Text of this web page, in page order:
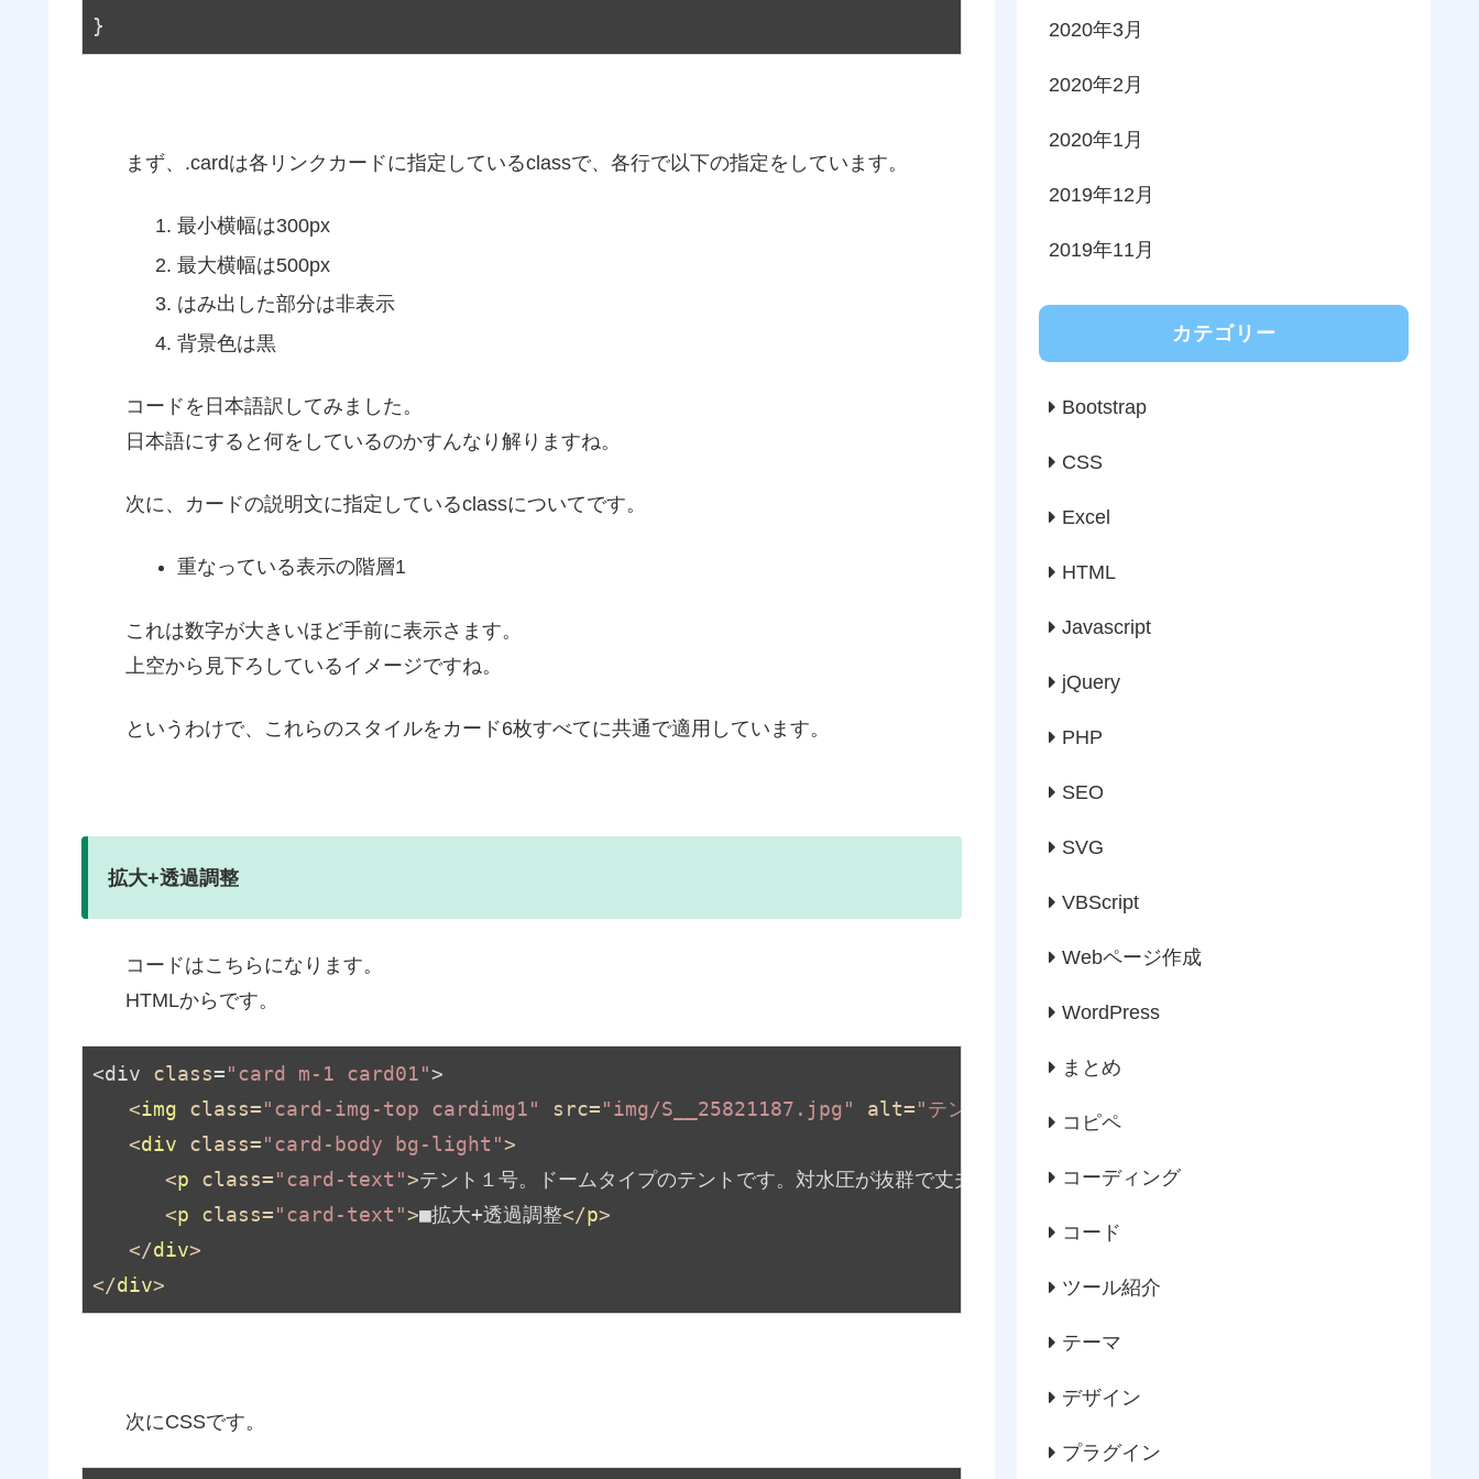
}
まず、.cardは各リンクカードに指定しているclassで、各行で以下の指定をしています。
最小横幅は300px
最大横幅は500px
はみ出した部分は非表示
背景色は黒
コードを日本語訳してみました。
日本語にすると何をしているのかすんなり解りますね。
次に、カードの説明文に指定しているclassについてです。
重なっている表示の階層1
これは数字が大きいほど手前に表示さます。
上空から見下ろしているイメージですね。
というわけで、これらのスタイルをカード6枚すべてに共通で適用しています。
拡大+透過調整
コードはこちらになります。
HTMLからです。
<div class="card m-1 card01">
<img class="card-img-top cardimg1" src="img/S__25821187.jpg" alt="テント１号"
<div class="card-body bg-light">
<p class="card-text">テント１号。ドームタイプのテントです。対水圧が抜群で丈夫。強いて言うなら少し重い。
<p class="card-text">■拡大+透過調整</p>
</div>
</div>
次にCSSです。
2020年3月
2020年2月
2020年1月
2019年12月
2019年11月
カテゴリー
Bootstrap
CSS
Excel
HTML
Javascript
jQuery
PHP
SEO
SVG
VBScript
Webページ作成
WordPress
まとめ
コピペ
コーディング
コード
ツール紹介
テーマ
デザイン
プラグイン